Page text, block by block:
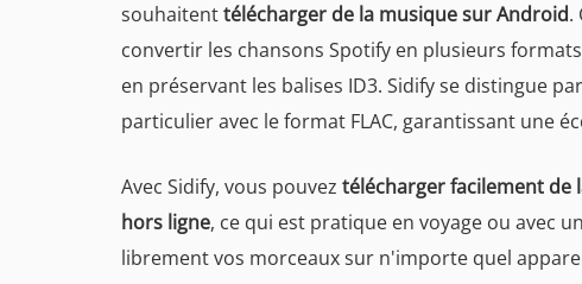
souhaitenttélécharger de la musique sur Android.
convertir les chansons Spotify en plusieurs formats
en préservant les balises ID3. Sidify se distingue
particulier avec le format FLAC, garantissant une
Avec Sidify, vous pouvez télécharger facilement
hors ligne, ce qui est pratique en voyage ou avec
librement vos morceaux sur n'importe quel